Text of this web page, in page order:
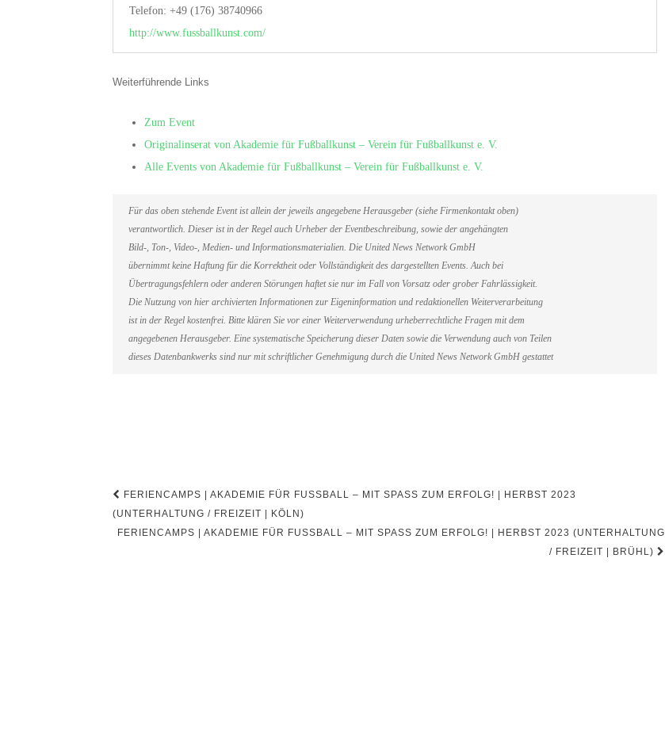
Telefon: +49 (176) 38740966
http://www.fussballkunst.com/
Weiterführende Links
Zum Event
Originalinserat von Akademie für Fußballkunst – Verein für Fußballkunst e. V.
Alle Events von Akademie für Fußballkunst – Verein für Fußballkunst e. V.
Für das oben stehende Event ist allein der jeweils angegebene Herausgeber (siehe Firmenkontakt oben)
verantwortlich. Dieser ist in der Regel auch Urheber der Eventbeschreibung, sowie der angehängten
Bild-, Ton-, Video-, Medien- und Informationsmaterialien. Die United News Network GmbH
übernimmt keine Haftung für die Korrektheit oder Vollständigkeit des dargestellten Events. Auch bei
Übertragungsfehlern oder anderen Störungen haftet sie nur im Fall von Vorsatz oder grober Fahrlässigkeit.
Die Nutzung von hier archivierten Informationen zur Eigeninformation und redaktionellen Weiterverarbeitung
ist in der Regel kostenfrei. Bitte klären Sie vor einer Weiterverwendung urheberrechtliche Fragen mit dem
angegebenen Herausgeber. Eine systematische Speicherung dieser Daten sowie die Verwendung auch von Teilen
dieses Datenbankwerks sind nur mit schriftlicher Genehmigung durch die United News Network GmbH gestattet
Beitragsnavigation
FERIENCAMPS | AKADEMIE FÜR FUSSBALL – MIT SPASS ZUM ERFOLG! | HERBST 2023 (U
NTERHALTUNG / FREIZEIT | KÖLN)
FERIENCAMPS | AKADEMIE FÜR FUSSBALL – MIT SPASS ZUM ERFOLG! | HERBST 2023 (UNTERHALTUNG /
FREIZEIT | BRÜHL)